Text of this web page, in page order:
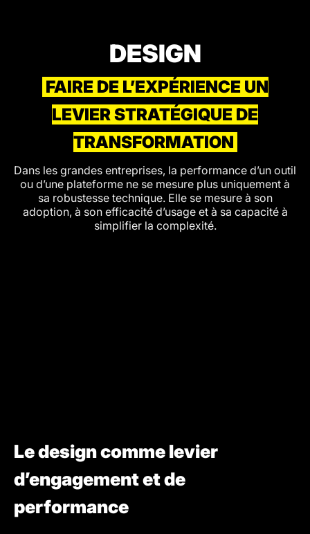
DESIGN
FAIRE DE L’EXPÉRIENCE UN
LEVIER STRATÉGIQUE DE
TRANSFORMATION
Dans les grandes entreprises, la performance d’un outil
ou d’une plateforme ne se mesure plus uniquement à
sa robustesse technique. Elle se mesure à son
adoption, à son efficacité d’usage et à sa capacité à
simplifier la complexité.
Le design comme levier
d’engagement et de
performance